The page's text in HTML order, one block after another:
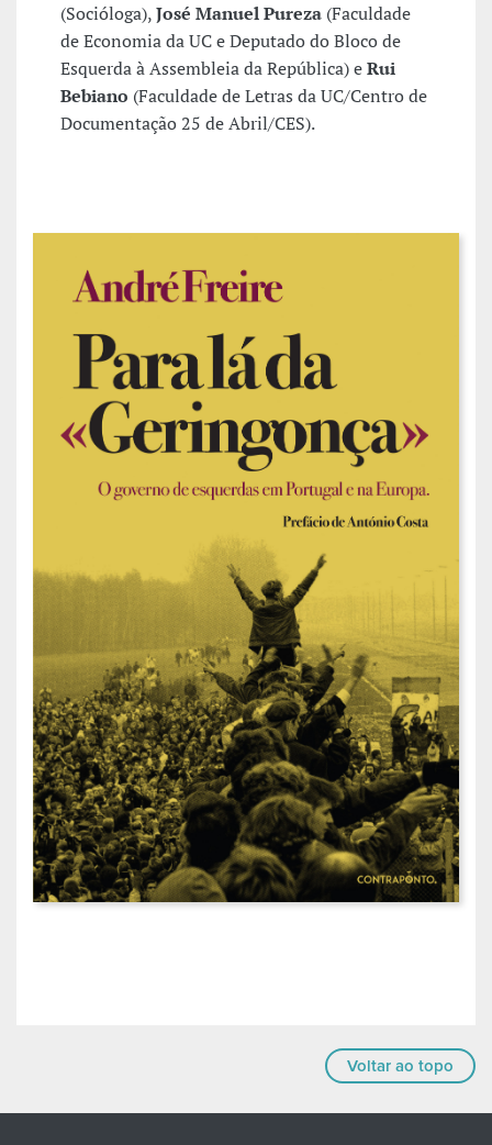
(Socióloga),José Manuel Pureza (Faculdade
de Economia da UC e Deputado do Bloco de
Esquerda à Assembleia da República) eRui
Bebiano (Faculdade de Letras da UC/Centro de
Documentação 25 de Abril/CES).
Voltar ao topo